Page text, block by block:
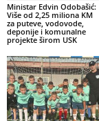
Ministar Edvin Odobašić:
Više od 2,25 miliona KM
za puteve, vodovode,
deponije i komunalne
projekte širom USK